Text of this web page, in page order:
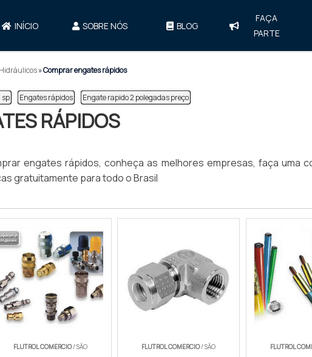
INÍCIO SOBRE NÓS BLOG
FAÇA
PARTE
»Comprar engates rápidos
sp Engates rápidos Engate rapido 2 polegadas preço
RÁPIDOS
engates rápidos, conheça as melhores empresas, faça uma
gratuitamente para todo o Brasil
FLUTROL COMERCIO/ SÃO
FLUTROL COMERCIO/ SÃO
FLUTROL